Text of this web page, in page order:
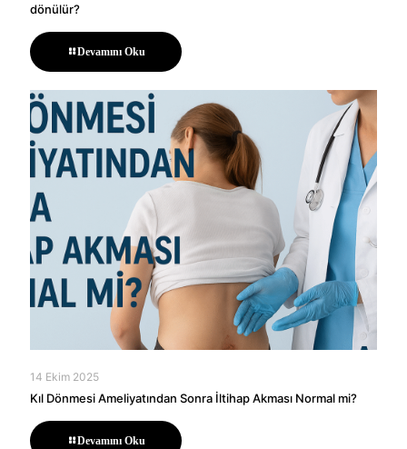
dönülür?
Devamını Oku
14 Ekim 2025
Kıl Dönmesi Ameliyatından Sonra İltihap Akması Normal mi?
Devamını Oku